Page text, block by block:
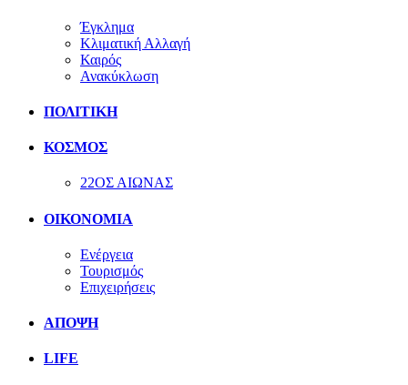
Έγκλημα
Κλιματική Αλλαγή
Καιρός
Ανακύκλωση
ΠΟΛΙΤΙΚΗ
ΚΟΣΜΟΣ
22ΟΣ ΑΙΩΝΑΣ
ΟΙΚΟΝΟΜΙΑ
Ενέργεια
Τουρισμός
Επιχειρήσεις
ΑΠΟΨΗ
LIFE